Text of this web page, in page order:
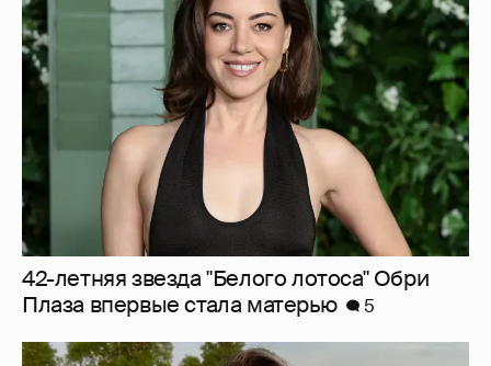
42-летняя звезда "Белого лотоса" Обри
Плаза впервые стала матерью
5